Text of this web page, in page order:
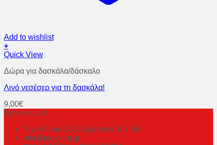
Add to wishlist
+
Quick View
Δώρα για δασκάλα/δάσκαλο
Λινό νεσέσερ για τη δασκάλα!
9,00€
Επικοινωνία
Υψηλάντου 133, Κερατσίνι 187 58
info@pic-print.gr